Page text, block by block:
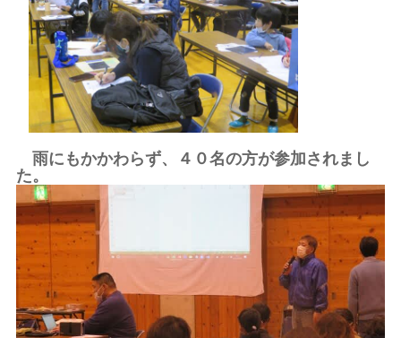
雨にもかかわらず、４０名の方が参加されまし
た。